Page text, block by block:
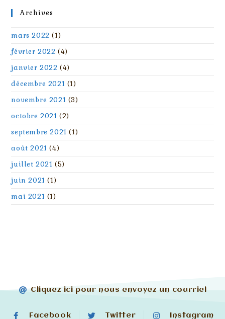
Archives
mars 2022 (1)
février 2022 (4)
janvier 2022 (4)
décembre 2021 (1)
novembre 2021 (3)
octobre 2021 (2)
septembre 2021 (1)
août 2021 (4)
juillet 2021 (5)
juin 2021 (1)
mai 2021 (1)
Cliquez ici pour nous envoyez un courriel
Facebook Twitter Instagram